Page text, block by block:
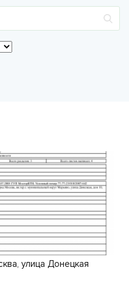
улица Донецкая